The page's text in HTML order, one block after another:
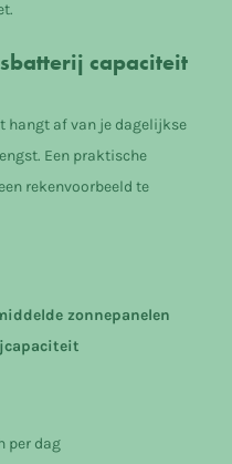
capaciteit
hangt af van je dagelijkse
Een praktische
rekenvoorbeeld te
zonnepanelen
per dag